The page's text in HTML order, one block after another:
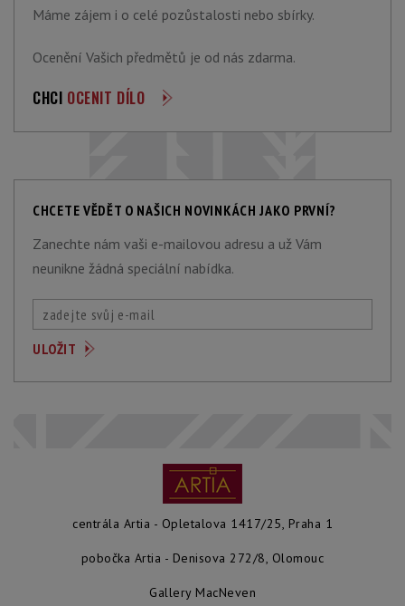
Máme zájem i o celé pozůstalosti nebo sbírky.
Ocenění Vašich předmětů je od nás zdarma.
CHCI OCENIT DÍLO
CHCETE VĚDĚT O NAŠICH NOVINKÁCH JAKO PRVNÍ?
Zanechte nám vaši e-mailovou adresu a už Vám
neunikne žádná speciální nabídka.
centrála Artia - Opletalova 1417/25, Praha 1
pobočka Artia - Denisova 272/8, Olomouc
Gallery MacNeven